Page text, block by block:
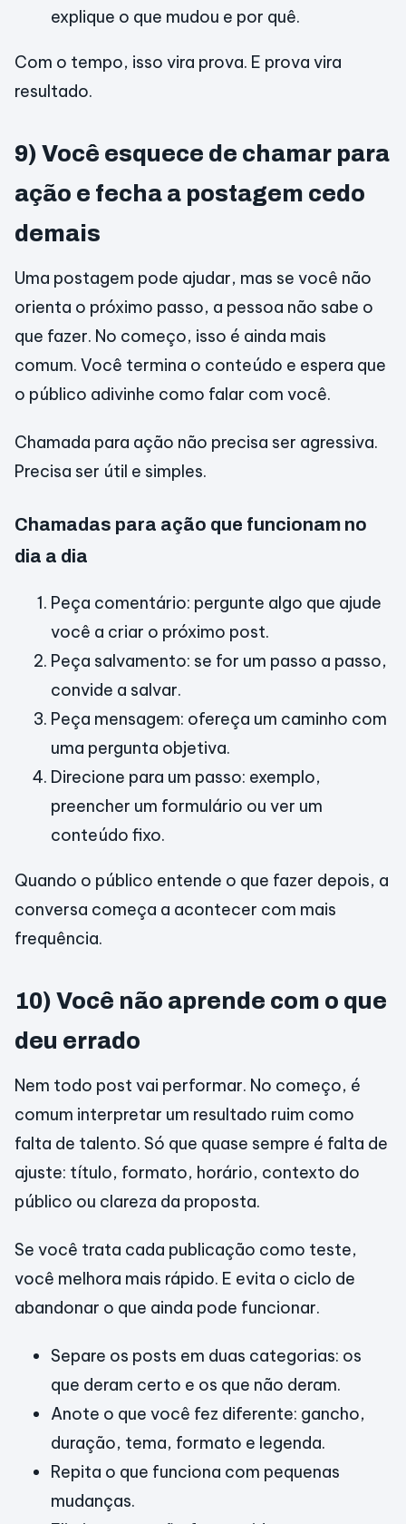
explique o que mudou e por quê.
Com o tempo, isso vira prova. E prova vira
resultado.
9) Você esquece de chamar para
ação e fecha a postagem cedo
demais
Uma postagem pode ajudar, mas se você não
orienta o próximo passo, a pessoa não sabe o
que fazer. No começo, isso é ainda mais
comum. Você termina o conteúdo e espera que
o público adivinhe como falar com você.
Chamada para ação não precisa ser agressiva.
Precisa ser útil e simples.
Chamadas para ação que funcionam no
dia a dia
Peça comentário: pergunte algo que ajude
você a criar o próximo post.
Peça salvamento: se for um passo a passo,
convide a salvar.
Peça mensagem: ofereça um caminho com
uma pergunta objetiva.
Direcione para um passo: exemplo,
preencher um formulário ou ver um
conteúdo fixo.
Quando o público entende o que fazer depois, a
conversa começa a acontecer com mais
frequência.
10) Você não aprende com o que
deu errado
Nem todo post vai performar. No começo, é
comum interpretar um resultado ruim como
falta de talento. Só que quase sempre é falta de
ajuste: título, formato, horário, contexto do
público ou clareza da proposta.
Se você trata cada publicação como teste,
você melhora mais rápido. E evita o ciclo de
abandonar o que ainda pode funcionar.
Separe os posts em duas categorias: os
que deram certo e os que não deram.
Anote o que você fez diferente: gancho,
duração, tema, formato e legenda.
Repita o que funciona com pequenas
mudanças.